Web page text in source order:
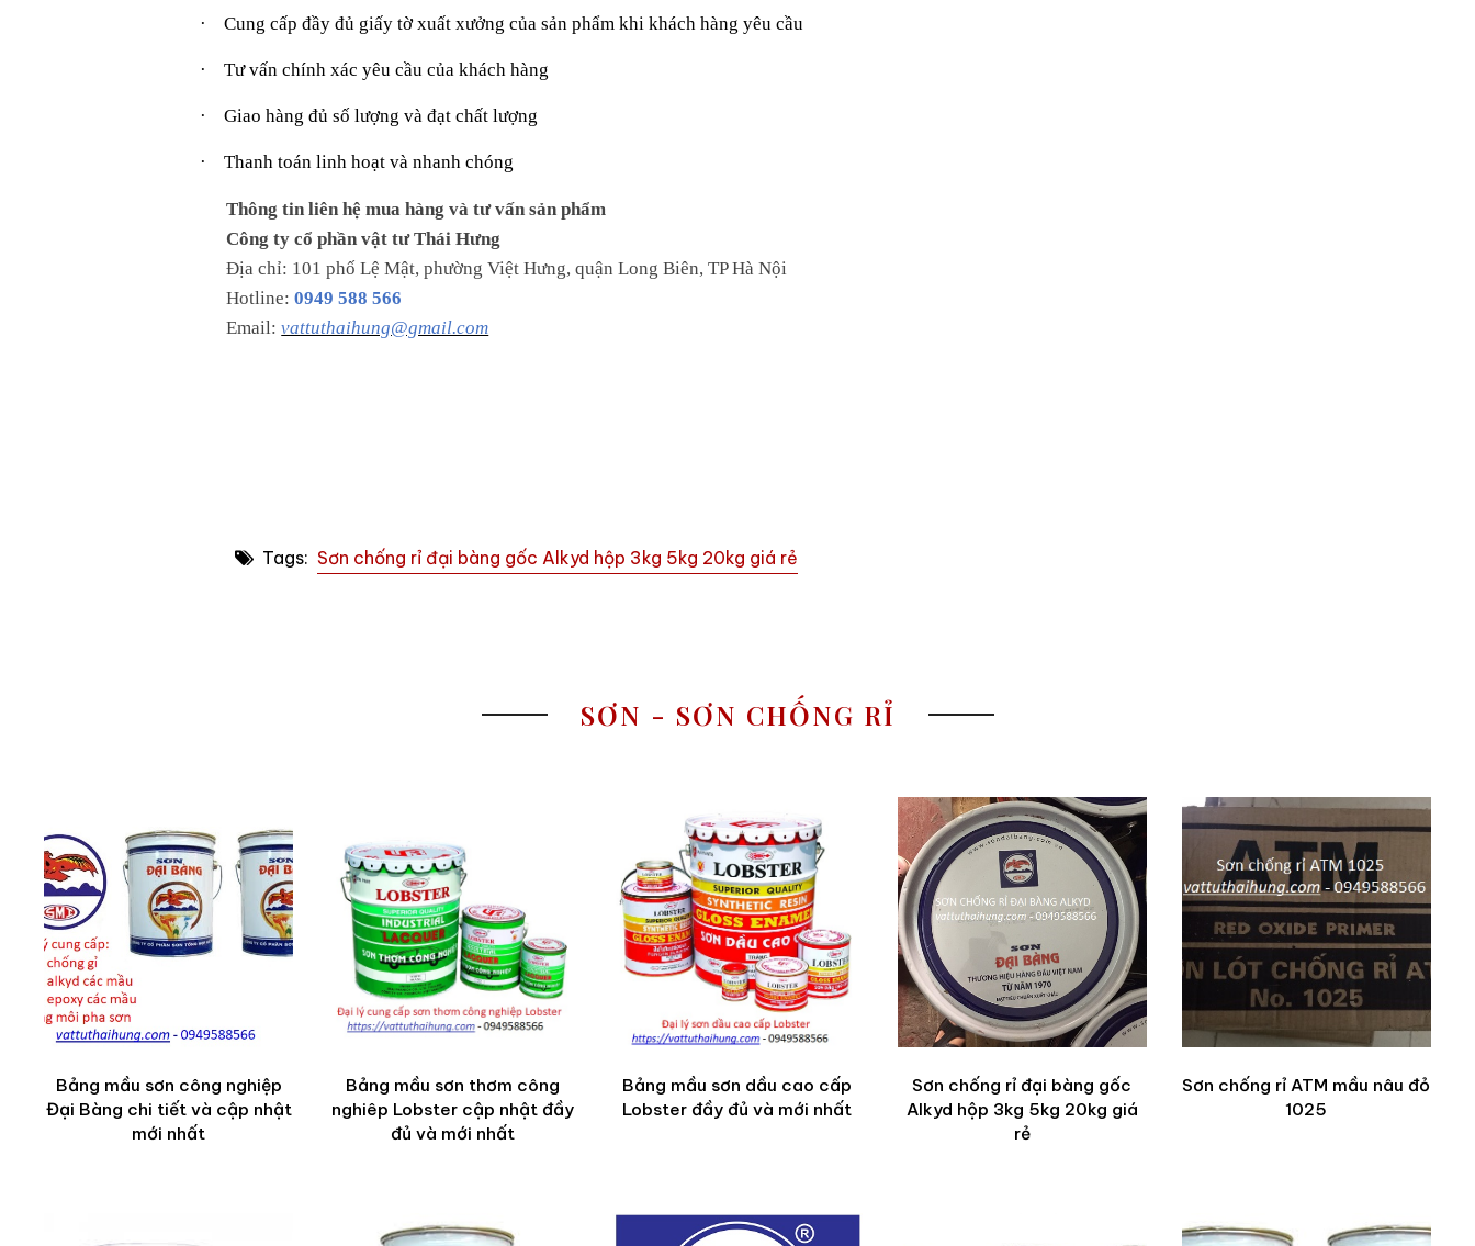
· Cung cấp đầy đủ giấy tờ xuất xưởng của sản phẩm khi khách hàng yêu cầu
· Tư vấn chính xác yêu cầu của khách hàng
· Giao hàng đủ số lượng và đạt chất lượng
· Thanh toán linh hoạt và nhanh chóng
Thông tin liên hệ mua hàng và tư vấn sản phẩm
Công ty cổ phần vật tư Thái Hưng
Địa chỉ: 101 phố Lệ Mật, phường Việt Hưng, quận Long Biên, TP Hà Nội
Hotline:0949 588 566
Email:vattuthaihung@gmail.com
Tags: Sơn chống rỉ đại bàng gốc Alkyd hộp 3kg 5kg 20kg giá rẻ
SƠN - SƠN CHỐNG RỈ
Bảng mầu sơn công nghiệp
Đại Bàng chi tiết và cập nhật
mới nhất
Bảng mầu sơn thơm công
nghiêp Lobster cập nhật đầy
đủ và mới nhất
Bảng mầu sơn dầu cao cấp
Lobster đầy đủ và mới nhất
Sơn chống rỉ đại bàng gốc
Alkyd hộp 3kg 5kg 20kg giá
rẻ
Sơn chống rỉ ATM mầu nâu đỏ
1025